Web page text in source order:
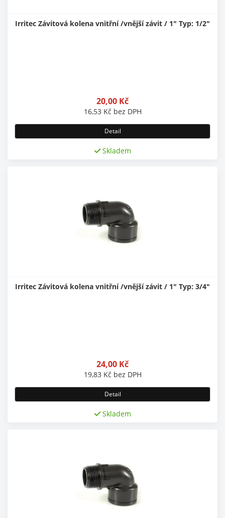
Irritec Závitová kolena vnitřní /vnější závit / 1" Typ: 1/2"
20,00 Kč
16,53 Kč bez DPH
Detail
Skladem
Irritec Závitová kolena vnitřní /vnější závit / 1" Typ: 3/4"
24,00 Kč
19,83 Kč bez DPH
Detail
Skladem